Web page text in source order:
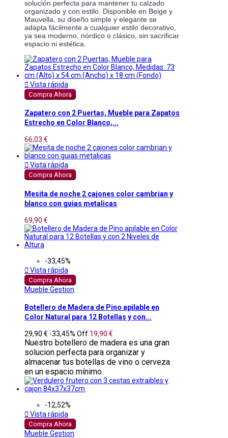
solución perfecta para mantener tu calzado
organizado y con estilo. Disponible en Beige y
Mauvella, su diseño simple y elegante se
adapta fácilmente a cualquier estilo decorativo,
ya sea moderno, nórdico o clásico, sin sacrificar
espacio ni estética.
 Vista rápida
Compra Ahora
Zapatero con 2 Puertas, Mueble para Zapatos
Estrecho en Color Blanco,...
66,03 €
 Vista rápida
Compra Ahora
Mesita de noche 2 cajones color cambrian y
blanco con guias metalicas
69,90 €
-33,45%
 Vista rápida
Compra Ahora
Mueble Gestion
Botellero de Madera de Pino apilable en
Color Natural para 12 Botellas y con...
29,90 € -33,45% Off 19,90 €
Nuestro botellero de madera es una gran
solucion perfecta para organizar y
almacenar tus botellas de vino o cerveza
en un espacio mínimo.
-12,52%
 Vista rápida
Compra Ahora
Mueble Gestion